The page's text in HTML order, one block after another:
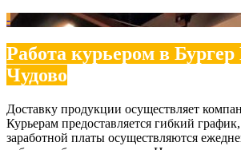
-
Работа курьером в
Чудово
Доставку продукции осуществляет
Курьерам предоставляется гибкий
заработной платы осуществляются